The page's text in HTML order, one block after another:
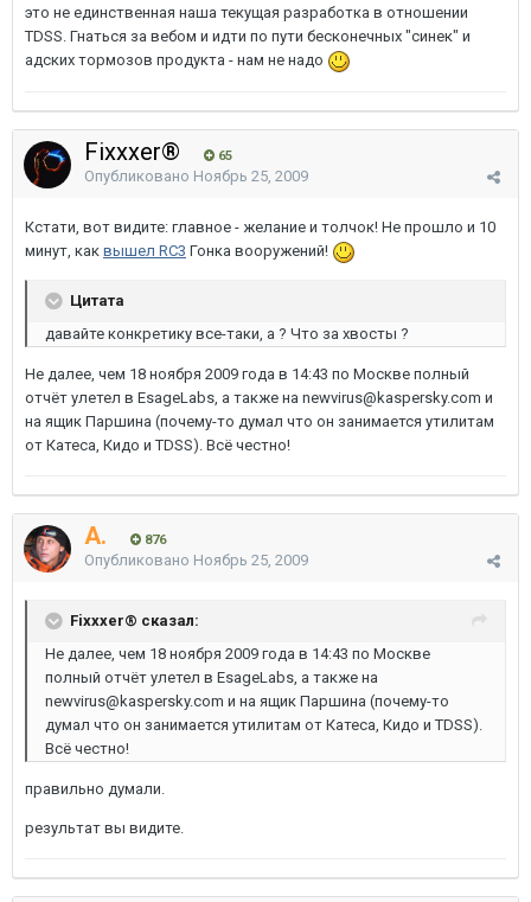
это не единственная наша текущая разработка в отношении
TDSS. Гнаться за вебом и идти по пути бесконечных "синек" и
адских тормозов продукта - нам не надо
Fixxxer® 65
Опубликовано Ноябрь 25, 2009
Кстати, вот видите: главное - желание и толчок! Не прошло и 10
минут, как вышел RC3 Гонка вооружений!
Цитата
давайте конкретику все-таки, а ? Что за хвосты ?
Не далее, чем 18 ноября 2009 года в 14:43 по Москве полный
отчёт улетел в EsageLabs, а также на newvirus@kaspersky.com и
на ящик Паршина (почему-то думал что он занимается утилитам
от Катеса, Кидо и TDSS). Всё честно!
A. 876
Опубликовано Ноябрь 25, 2009
Fixxxer® сказал:
Не далее, чем 18 ноября 2009 года в 14:43 по Москве
полный отчёт улетел в EsageLabs, а также на
newvirus@kaspersky.com и на ящик Паршина (почему-то
думал что он занимается утилитам от Катеса, Кидо и TDSS).
Всё честно!
правильно думали.
результат вы видите.